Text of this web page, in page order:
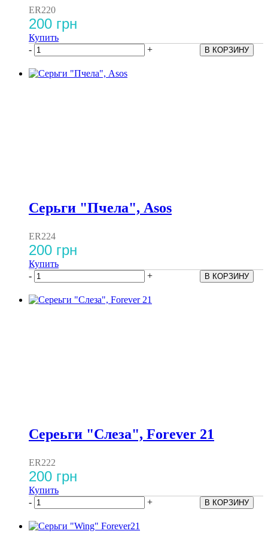
ER220
200 грн
Купить
-
+
Серьги "Пчела", Asos
ER224
200 грн
Купить
-
+
Сереьги "Слеза", Forever 21
ER222
200 грн
Купить
-
+